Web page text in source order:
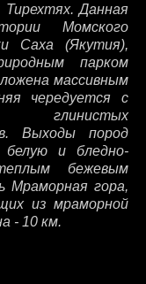
Данная
Момского
Саха (Якутия),
парком
массивным
чередуется с
глинистых
Выходы пород
белую и бледно-
бежевым
Мраморная гора,
из мраморной
- 10 км.